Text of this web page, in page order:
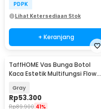
PDPK
Lihat Ketersediaan Stok
+ Keranjang
TaffHOME Vas Bunga Botol
Kaca Estetik Multifungsi Flower
Gray
Rp53.300
Rp89.900 41%